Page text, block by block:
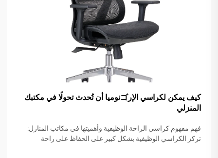
كيف يمكن لكراسي الإرゴنوميا أن تُحدث تحولًا في مكتبك
المنزلي
فهم مفهوم كراسي الراحة الوظيفية وأهميتها في مكاتب المنازل:
تركز الكراسي الوظيفية بشكل كبير على الحفاظ على راحة